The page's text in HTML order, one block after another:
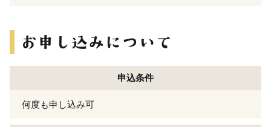
申込条件
何度も申し込み可